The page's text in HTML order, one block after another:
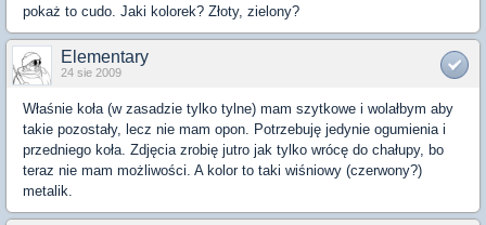
pokaż to cudo. Jaki kolorek? Złoty, zielony?
Elementary
24 sie 2009
Właśnie koła (w zasadzie tylko tylne) mam szytkowe i wolałbym aby
takie pozostały, lecz nie mam opon. Potrzebuję jedynie ogumienia i
przedniego koła. Zdjęcia zrobię jutro jak tylko wrócę do chałupy, bo
teraz nie mam możliwości. A kolor to taki wiśniowy (czerwony?)
metalik.